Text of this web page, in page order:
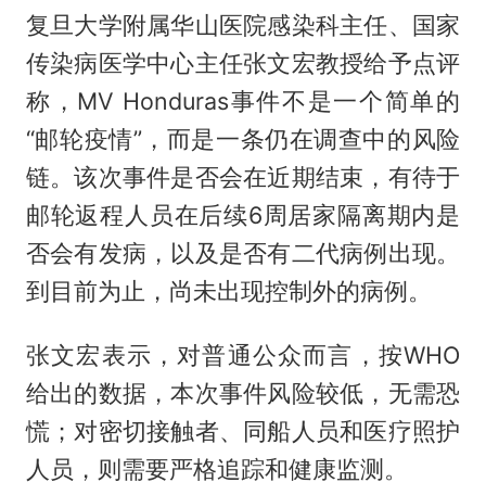
复旦大学附属华山医院感染科主任、国家
传染病医学中心主任张文宏教授给予点评
称，MV Honduras事件不是一个简单的
“邮轮疫情”，而是一条仍在调查中的风险
链。该次事件是否会在近期结束，有待于
邮轮返程人员在后续6周居家隔离期内是
否会有发病，以及是否有二代病例出现。
到目前为止，尚未出现控制外的病例。
张文宏表示，对普通公众而言，按WHO
给出的数据，本次事件风险较低，无需恐
慌；对密切接触者、同船人员和医疗照护
人员，则需要严格追踪和健康监测。